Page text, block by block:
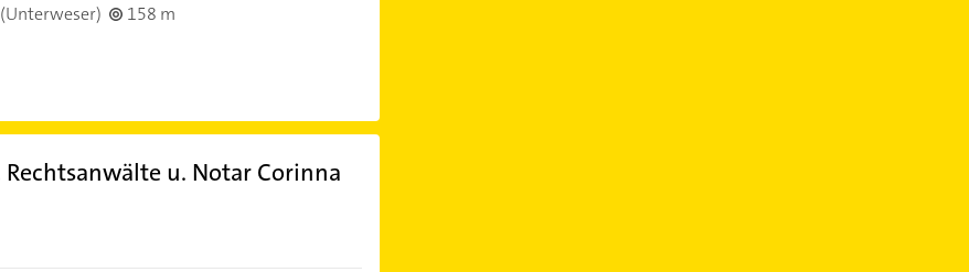
158 m
Rechtsanwälte u. Notar Corinna